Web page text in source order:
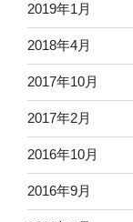
2019年1月
2018年4月
2017年10月
2017年2月
2016年10月
2016年9月